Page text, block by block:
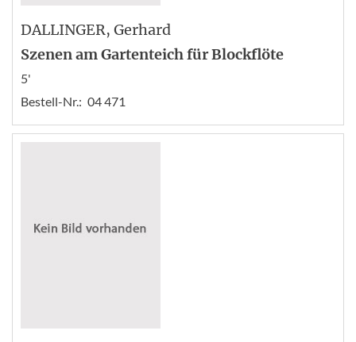
DALLINGER, Gerhard
Szenen am Gartenteich für Blockflöte
5'
Bestell-Nr.: 04 471